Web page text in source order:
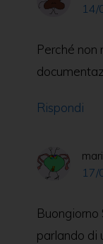
14/
Perché
Rispondi
17/
Buongiorno
parlando di